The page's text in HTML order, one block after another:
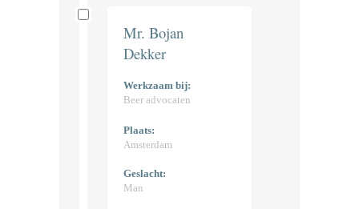
Mr. Bojan
Dekker
Werkzaam bij:
Beer advocaten
Plaats:
Amsterdam
Geslacht:
Man